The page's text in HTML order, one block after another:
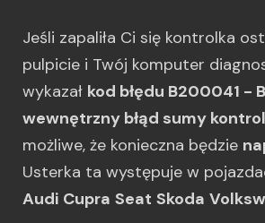
Jeśli zapaliła Ci się kontrolka
pulpicie i Twój komputer
wykazał kod błędu B200041 -
wewnętrzny błąd sumy
możliwe, że konieczna będzie
Usterka ta występuje w
Audi Cupra Seat Skoda